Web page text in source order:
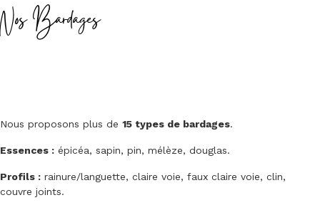
Nos Bardages
Nous proposons plus de 15 types de bardages.
Essences : épicéa, sapin, pin, mélèze, douglas.
Profils : rainure/languette, claire voie, faux claire voie, clin,
couvre joints.